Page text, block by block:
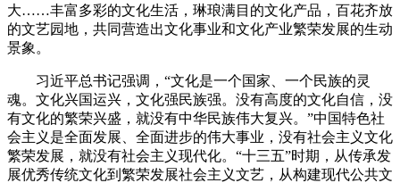
大……丰富多彩的文化生活，琳琅满目的文化产品，百花齐放
的文艺园地，共同营造出文化事业和文化产业繁荣发展的生动
景象。
习近平总书记强调，“文化是一个国家、一个民族的灵
魂。文化兴国运兴，文化强民族强。没有高度的文化自信，没
有文化的繁荣兴盛，就没有中华民族伟大复兴。”中国特色社
会主义是全面发展、全面进步的伟大事业，没有社会主义文化
繁荣发展，就没有社会主义现代化。“十三五”时期，从传承发
展优秀传统文化到繁荣发展社会主义文艺，从构建现代公共文